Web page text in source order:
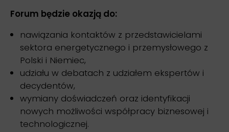
Forum będzie okazją do:
nawiązania kontaktów z przedstawicielami
sektora energetycznego i przemysłowego z
Polski i Niemiec,
udziału w debatach z udziałem ekspertów i
decydentów,
wymiany doświadczeń oraz identyfikacji
nowych możliwości współpracy biznesowej i
technologicznej.